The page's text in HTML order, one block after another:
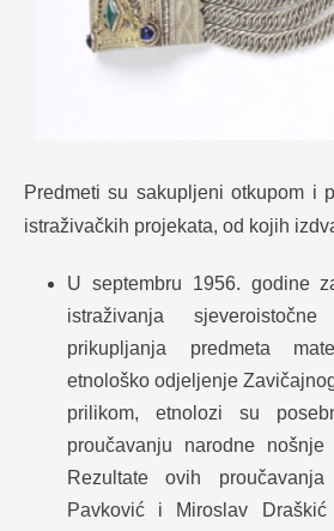
Predmeti su sakupljeni otkupom i
istraživačkih projekata, od kojih
U septembru 1956. godine
istraživanja
prikupljanja predmeta
etnološko odjeljenje
prilikom, etnolozi su
proučavanju narodne
Rezultate ovih
Pavković i Miroslav